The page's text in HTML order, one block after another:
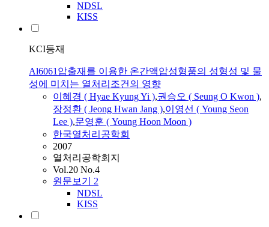
NDSL
KISS
KCI등재
Al6061압출재를 이용한 온간액압성형품의 성형성 및 물
성에 미치는 열처리조건의 영향
이혜경 ( Hyae KyungYi ),권승오 ( Seung O Kwon ),
장정환 ( Jeong Hwan Jang ),이영선 ( Young Seon
Lee ),문영훈 ( Young Hoon Moon )
한국열처리공학회
2007
열처리공학회지
Vol.20 No.4
원문보기 2
NDSL
KISS